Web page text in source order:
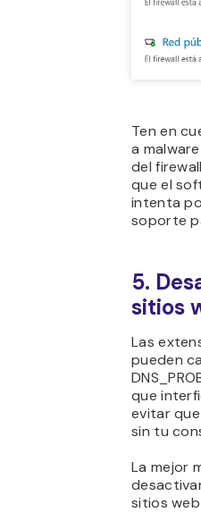
Ten en
a
del
que el
intenta
soporte
5.
sitios
Las
pueden
que
evitar
sin tu
La mejor
sitios